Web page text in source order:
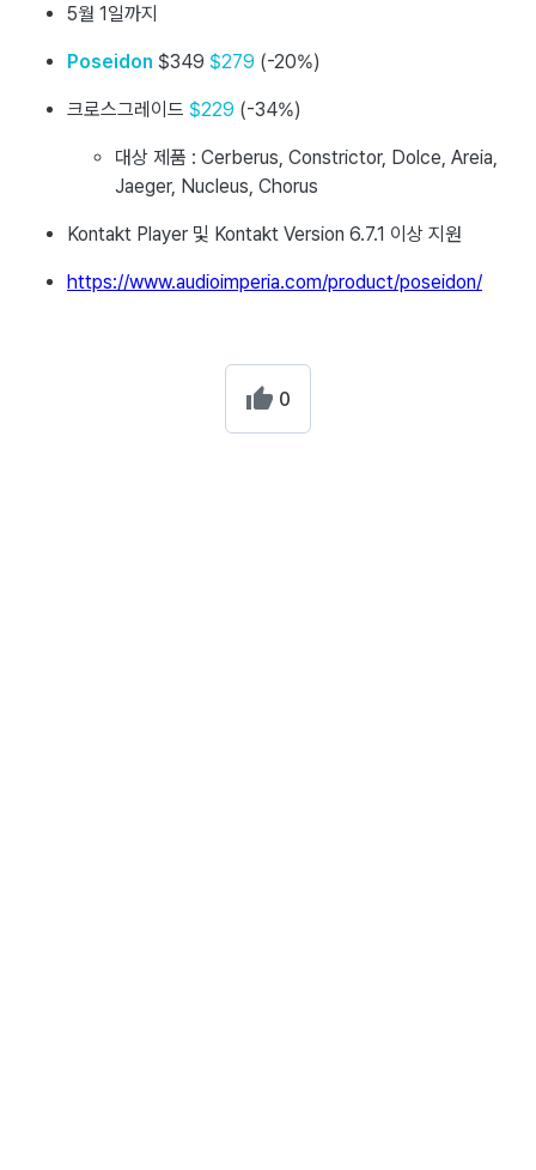
5월 1일까지
Poseidon $349 $279 (-20%)
크로스그레이드 $229 (-34%)
대상 제품 : Cerberus, Constrictor, Dolce, Areia,
Jaeger, Nucleus, Chorus
Kontakt Player 및 Kontakt Version 6.7.1 이상 지원
https://www.audioimperia.com/product/poseidon/
0